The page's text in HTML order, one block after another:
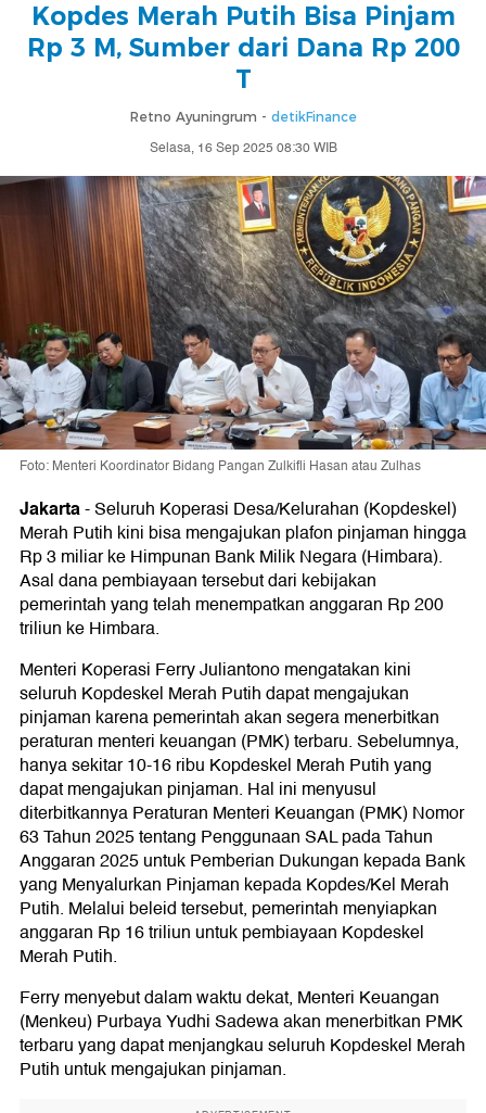
Kopdes Merah Putih Bisa Pinjam
Rp 3 M, Sumber dari Dana Rp 200
T
Retno Ayuningrum - detikFinance
Selasa, 16 Sep 2025 08:30 WIB
Foto: Menteri Koordinator Bidang Pangan Zulkifli Hasan atau Zulhas
Jakarta-Seluruh Koperasi Desa/Kelurahan (Kopdeskel)
Merah Putih kini bisa mengajukan plafon pinjaman hingga
Rp 3 miliar ke Himpunan Bank Milik Negara (Himbara).
Asal dana pembiayaan tersebut dari kebijakan
pemerintah yang telah menempatkan anggaran Rp 200
triliun ke Himbara.
Menteri Koperasi Ferry Juliantono mengatakan kini
seluruh Kopdeskel Merah Putih dapat mengajukan
pinjaman karena pemerintah akan segera menerbitkan
peraturan menteri keuangan (PMK) terbaru. Sebelumnya,
hanya sekitar 10-16 ribu Kopdeskel Merah Putih yang
dapat mengajukan pinjaman. Hal ini menyusul
diterbitkannya Peraturan Menteri Keuangan (PMK) Nomor
63 Tahun 2025 tentang Penggunaan SAL pada Tahun
Anggaran 2025 untuk Pemberian Dukungan kepada Bank
yang Menyalurkan Pinjaman kepada Kopdes/Kel Merah
Putih. Melalui beleid tersebut, pemerintah menyiapkan
anggaran Rp 16 triliun untuk pembiayaan Kopdeskel
Merah Putih.
Ferry menyebut dalam waktu dekat, Menteri Keuangan
(Menkeu) Purbaya Yudhi Sadewa akan menerbitkan PMK
terbaru yang dapat menjangkau seluruh Kopdeskel Merah
Putih untuk mengajukan pinjaman.